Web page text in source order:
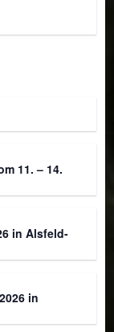
11. – 14.
in Alsfeld-
in